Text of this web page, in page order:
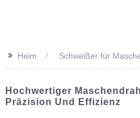
>> Heim Schweißer für
Hochwertiger
Präzision Und Effizienz